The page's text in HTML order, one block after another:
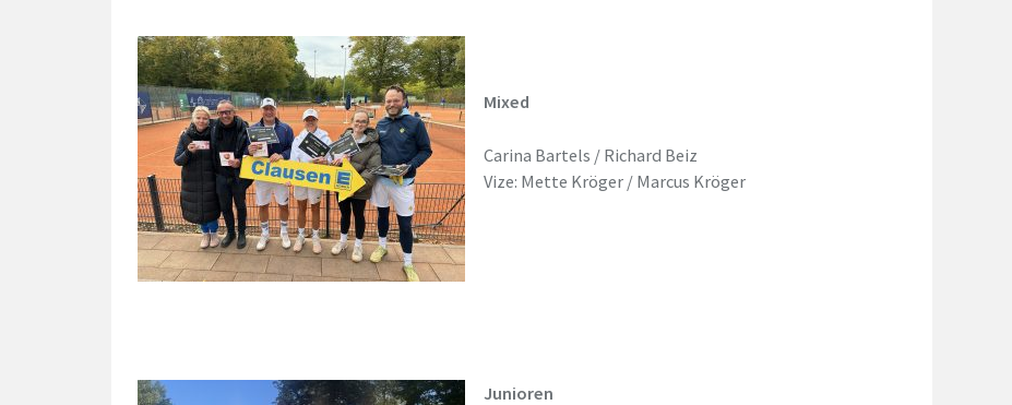
Mixed
Carina Bartels / Richard Beiz
Vize: Mette Kröger / Marcus Kröger
Junioren